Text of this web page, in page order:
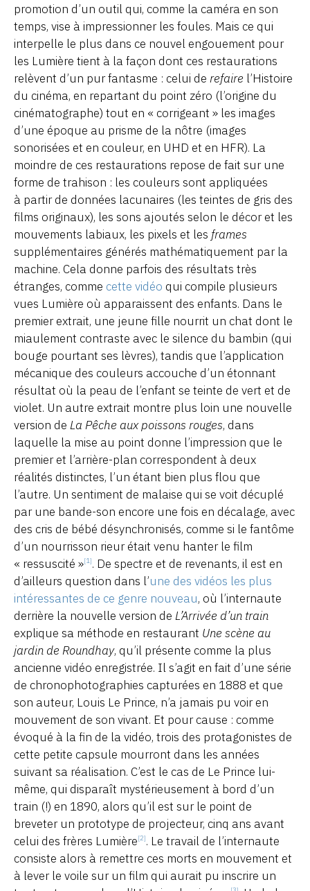
promotion d’un outil qui, comme la caméra en son
temps, vise à impressionner les foules. Mais ce qui
interpelle le plus dans ce nouvel engouement pour
les Lumière tient à la façon dont ces restaurations
relèvent d’un pur fantasme : celui de refaire l’Histoire
du cinéma, en repartant du point zéro (l’origine du
cinématographe) tout en « corrigeant » les images
d’une époque au prisme de la nôtre (images
sonorisées et en couleur, en UHD et en HFR). La
moindre de ces restaurations repose de fait sur une
forme de trahison : les couleurs sont appliquées
à partir de données lacunaires (les teintes de gris des
films originaux), les sons ajoutés selon le décor et les
mouvements labiaux, les pixels et les frames
supplémentaires générés mathématiquement par la
machine. Cela donne parfois des résultats très
étranges, comme cette vidéo qui compile plusieurs
vues Lumière où apparaissent des enfants. Dans le
premier extrait, une jeune fille nourrit un chat dont le
miaulement contraste avec le silence du bambin (qui
bouge pourtant ses lèvres), tandis que l’application
mécanique des couleurs accouche d’un étonnant
résultat où la peau de l’enfant se teinte de vert et de
violet. Un autre extrait montre plus loin une nouvelle
version de La Pêche aux poissons rouges, dans
laquelle la mise au point donne l’impression que le
premier et l’arrière-plan correspondent à deux
réalités distinctes, l’un étant bien plus flou que
l’autre. Un sentiment de malaise qui se voit décuplé
par une bande-son encore une fois en décalage, avec
des cris de bébé désynchronisés, comme si le fantôme
d’un nourrisson rieur était venu hanter le film
« ressuscité »[1]. De spectre et de revenants, il est en
d’ailleurs question dans l’une des vidéos les plus
intéressantes de ce genre nouveau, où l’internaute
derrière la nouvelle version de L’Arrivée d’un train
explique sa méthode en restaurant Une scène au
jardin de Roundhay, qu’il présente comme la plus
ancienne vidéo enregistrée. Il s’agit en fait d’une série
de chronophotographies capturées en 1888 et que
son auteur, Louis Le Prince, n’a jamais pu voir en
mouvement de son vivant. Et pour cause : comme
évoqué à la fin de la vidéo, trois des protagonistes de
cette petite capsule mourront dans les années
suivant sa réalisation. C’est le cas de Le Prince lui-
même, qui disparaît mystérieusement à bord d’un
train (!) en 1890, alors qu’il est sur le point de
breveter un prototype de projecteur, cinq ans avant
celui des frères Lumière[2]. Le travail de l’internaute
consiste alors à remettre ces morts en mouvement et
à lever le voile sur un film qui aurait pu inscrire un